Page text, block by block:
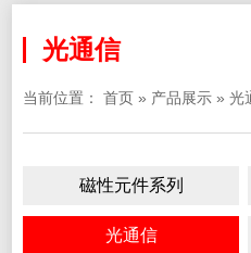
光通信
当前位置：首页 » 产品展示 »光
磁性元件系列
光通信